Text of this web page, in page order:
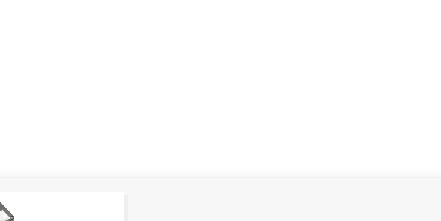
des clients
en plus des homologations
de la marque Klippon